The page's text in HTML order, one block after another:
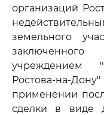
организаций
земельного
учреждением
Ростова-на-
применении
сделки в виде